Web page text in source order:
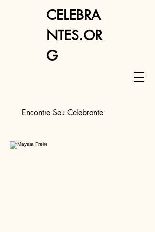
Encontre Seu Celebrante
CELEBRA
NTES.OR
G